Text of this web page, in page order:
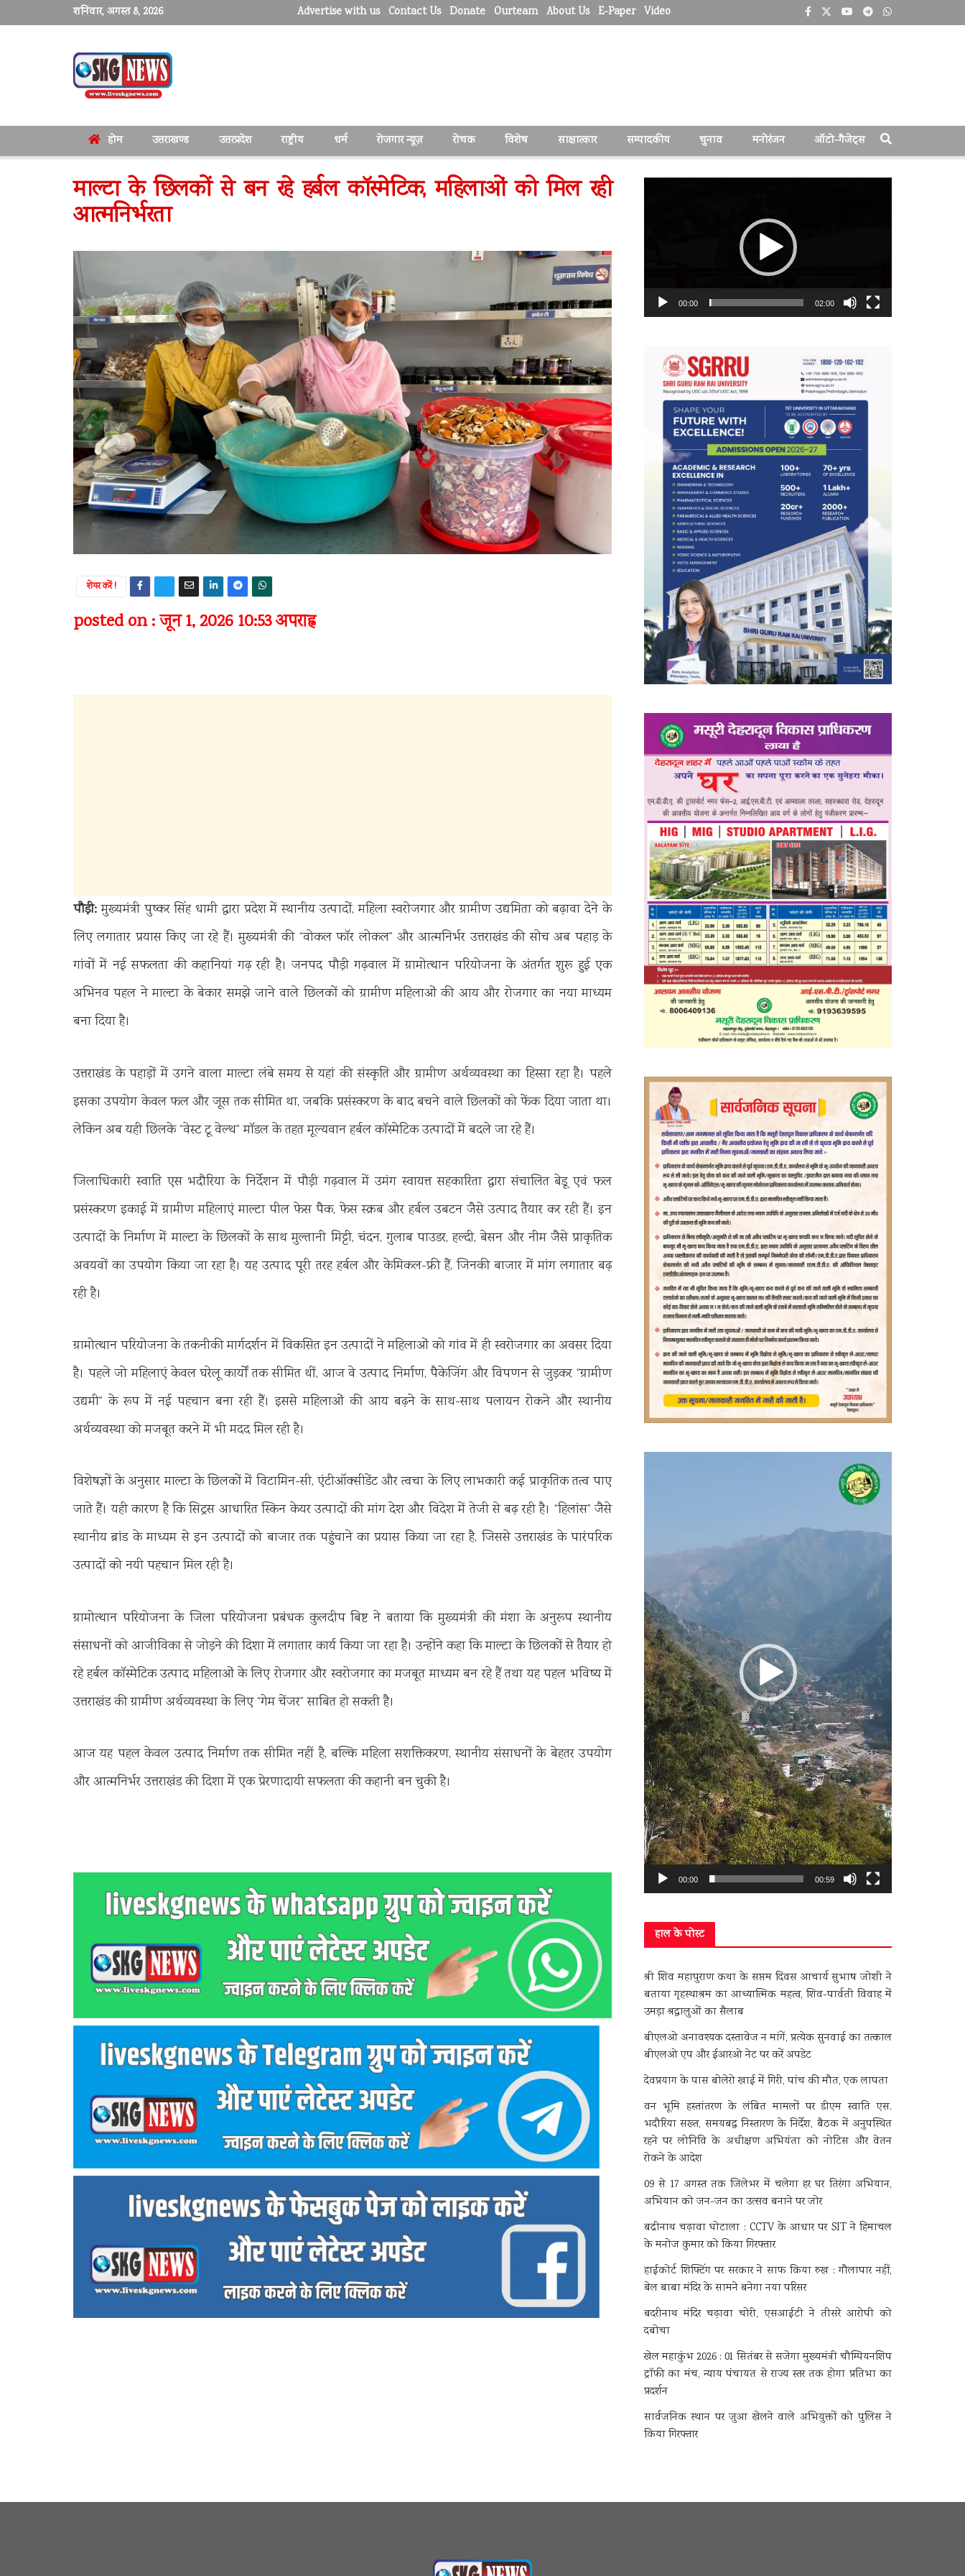
शनिवार, अगस्त 8, 2026 Advertise with us Contact Us Donate Ourteam About Us E-Paper Video
होम उत्तराखण्ड उत्तरप्रदेश राष्ट्रीय धर्म रोजगार न्यूज़ रोचक विशेष साक्षात्कार सम्पादकीय चुनाव मनोरंजन ऑटो-गैजेट्स
माल्टा के छिलकों से बन रहे हर्बल कॉस्मेटिक, महिलाओं को मिल रही
आत्मनिर्भरता
शेयर करें !
posted on : जून 1, 2026 10:53 अपराह्न
पौड़ी:मुख्यमंत्री पुष्कर सिंह धामी द्वारा प्रदेश में स्थानीय उत्पादों, महिला स्वरोजगार और ग्रामीण उद्यमिता को बढ़ावा देने के
लिए लगातार प्रयास किए जा रहे हैं। मुख्यमंत्री की “वोकल फॉर लोकल” और आत्मनिर्भर उत्तराखंड की सोच अब पहाड़ के
गांवों में नई सफलता की कहानियां गढ़ रही है। जनपद पौड़ी गढ़वाल में ग्रामोत्थान परियोजना के अंतर्गत शुरू हुई एक
अभिनव पहल ने माल्टा के बेकार समझे जाने वाले छिलकों को ग्रामीण महिलाओं की आय और रोजगार का नया माध्यम
बना दिया है।
उत्तराखंड के पहाड़ों में उगने वाला माल्टा लंबे समय से यहां की संस्कृति और ग्रामीण अर्थव्यवस्था का हिस्सा रहा है। पहले
इसका उपयोग केवल फल और जूस तक सीमित था, जबकि प्रसंस्करण के बाद बचने वाले छिलकों को फेंक दिया जाता था।
लेकिन अब यही छिलके “वेस्ट टू वेल्थ” मॉडल के तहत मूल्यवान हर्बल कॉस्मेटिक उत्पादों में बदले जा रहे हैं।
जिलाधिकारी स्वाति एस भदौरिया के निर्देशन में पौड़ी गढ़वाल में उमंग स्वायत्त सहकारिता द्वारा संचालित बेडू एवं फल
प्रसंस्करण इकाई में ग्रामीण महिलाएं माल्टा पील फेस पैक, फेस स्क्रब और हर्बल उबटन जैसे उत्पाद तैयार कर रही हैं। इन
उत्पादों के निर्माण में माल्टा के छिलकों के साथ मुल्तानी मिट्टी, चंदन, गुलाब पाउडर, हल्दी, बेसन और नीम जैसे प्राकृतिक
अवयवों का उपयोग किया जा रहा है। यह उत्पाद पूरी तरह हर्बल और केमिकल-फ्री हैं, जिनकी बाजार में मांग लगातार बढ़
रही है।
ग्रामोत्थान परियोजना के तकनीकी मार्गदर्शन में विकसित इन उत्पादों ने महिलाओं को गांव में ही स्वरोजगार का अवसर दिया
है। पहले जो महिलाएं केवल घरेलू कार्यों तक सीमित थीं, आज वे उत्पाद निर्माण, पैकेजिंग और विपणन से जुड़कर “ग्रामीण
उद्यमी” के रूप में नई पहचान बना रही हैं। इससे महिलाओं की आय बढ़ने के साथ-साथ पलायन रोकने और स्थानीय
अर्थव्यवस्था को मजबूत करने में भी मदद मिल रही है।
विशेषज्ञों के अनुसार माल्टा के छिलकों में विटामिन-सी, एंटीऑक्सीडेंट और त्वचा के लिए लाभकारी कई प्राकृतिक तत्व पाए
जाते हैं। यही कारण है कि सिट्रस आधारित स्किन केयर उत्पादों की मांग देश और विदेश में तेजी से बढ़ रही है। “हिलांस” जैसे
स्थानीय ब्रांड के माध्यम से इन उत्पादों को बाजार तक पहुंचाने का प्रयास किया जा रहा है, जिससे उत्तराखंड के पारंपरिक
उत्पादों को नयी पहचान मिल रही है।
ग्रामोत्थान परियोजना के जिला परियोजना प्रबंधक कुलदीप बिष्ट ने बताया कि मुख्यमंत्री की मंशा के अनुरूप स्थानीय
संसाधनों को आजीविका से जोड़ने की दिशा में लगातार कार्य किया जा रहा है। उन्होंने कहा कि माल्टा के छिलकों से तैयार हो
रहे हर्बल कॉस्मेटिक उत्पाद महिलाओं के लिए रोजगार और स्वरोजगार का मजबूत माध्यम बन रहे हैं तथा यह पहल भविष्य में
उत्तराखंड की ग्रामीण अर्थव्यवस्था के लिए “गेम चेंजर” साबित हो सकती है।
आज यह पहल केवल उत्पाद निर्माण तक सीमित नहीं है, बल्कि महिला सशक्तिकरण, स्थानीय संसाधनों के बेहतर उपयोग
और आत्मनिर्भर उत्तराखंड की दिशा में एक प्रेरणादायी सफलता की कहानी बन चुकी है।
00:00 02:00
00:00 00:59
हाल के पोस्ट
श्री शिव महापुराण कथा के सप्तम दिवस आचार्य सुभाष जोशी ने
बताया गृहस्थाश्रम का आध्यात्मिक महत्व, शिव-पार्वती विवाह में
उमड़ा श्रद्धालुओं का सैलाब
बीएलओ अनावश्यक दस्तावेज न मांगें, प्रत्येक सुनवाई का तत्काल
बीएलओ एप और ईआरओ नेट पर करें अपडेट
देवप्रयाग के पास बोलेरो खाई में गिरी, पांच की मौत, एक लापता
वन भूमि हस्तांतरण के लंबित मामलों पर डीएम स्वाति एस.
भदौरिया सख्त, समयबद्ध निस्तारण के निर्देश, बैठक में अनुपस्थित
रहने पर लोनिवि के अधीक्षण अभियंता को नोटिस और वेतन
रोकने के आदेश
09 से 17 अगस्त तक जिलेभर में चलेगा हर घर तिरंगा अभियान,
अभियान को जन-जन का उत्सव बनाने पर जोर
बद्रीनाथ चढ़ावा घोटाला : CCTV के आधार पर SIT ने हिमाचल
के मनोज कुमार को किया गिरफ्तार
हाईकोर्ट शिफ्टिंग पर सरकार ने साफ किया रुख : गौलापार नहीं,
बेल बाबा मंदिर के सामने बनेगा नया परिसर
बदरीनाथ मंदिर चढ़ावा चोरी, एसआईटी ने तीसरे आरोपी को
दबोचा
खेल महाकुंभ 2026 : 01 सितंबर से सजेगा मुख्यमंत्री चौम्पियनशिप
ट्रॉफी का मंच, न्याय पंचायत से राज्य स्तर तक होगा प्रतिभा का
प्रदर्शन
सार्वजनिक स्थान पर जुआ खेलने वाले अभियुक्तों को पुलिस ने
किया गिरफ्तार